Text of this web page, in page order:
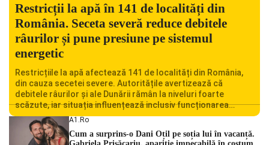
Restricții la apă în 141 de localități din
România. Seceta severă reduce debitele
râurilor și pune presiune pe sistemul
energetic
Restricțiile la apă afectează 141 de localități din România,
din cauza secetei severe. Autoritățile avertizează că
debitele râurilor și ale Dunării rămân la niveluri foarte
scăzute, iar situația influențează inclusiv funcționarea
Centralei Nucleare de la Cernavodă. România se confruntă
cu una dintre cele mai dificile perioade din punct de vedere
hidrologic din ultimii ani. Lipsa […]
A1.ro
Cum a surprins-o Dani Oțil pe soția lui în vacanță.